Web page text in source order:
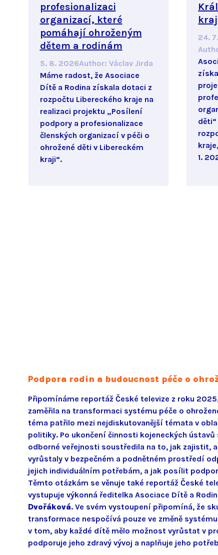
profesionalizaci
organizací, které
pomáhají ohroženým
dětem a rodinám
5. 8. 2026Author: Václav Jirda
Máme radost, že Asociace
Dítě a Rodina získala dotaci z
rozpočtu Libereckého kraje na
realizaci projektu „Posílení
podpory a profesionalizace
členských organizací v péči o
ohrožené děti v Libereckém
kraji“.
24.
děti“
1.
Podpora rodin a budoucnost péče o
Připomínáme reportáž České televize z roku
zaměřila na transformaci systému péče o
téma patřilo mezi nejdiskutovanější témata v
politiky. Po ukončení činnosti kojeneckých
odborné veřejnosti soustředila na to, jak zajistit,
vyrůstaly v bezpečném a podnětném prostředí
jejich individuálním potřebám, a jak posílit
Těmto otázkám se věnuje také reportáž České
vystupuje výkonná ředitelka Asociace Dítě a
Dvořáková. Ve svém vystoupení připomíná, že
transformace nespočívá pouze ve změně
v tom, aby každé dítě mělo možnost vyrůstat v
podporuje jeho zdravý vývoj a naplňuje jeho